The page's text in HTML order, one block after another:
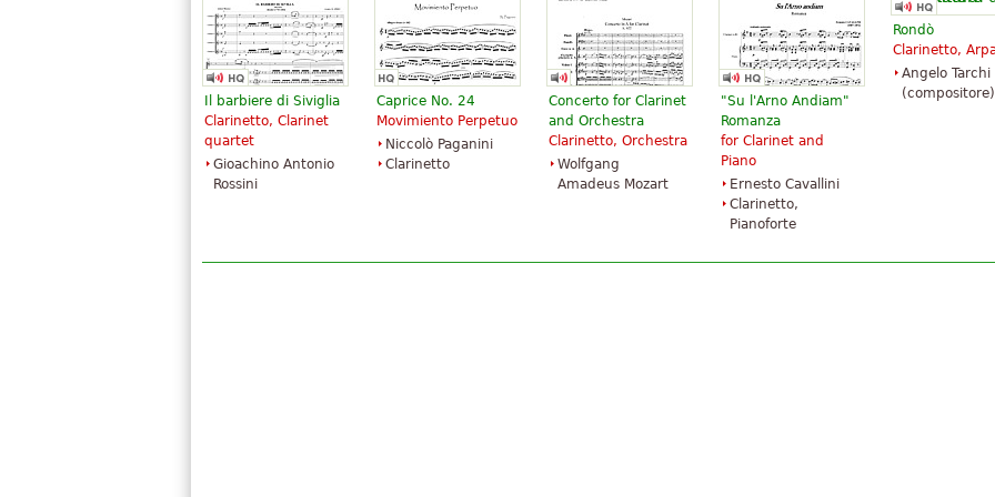
Il barbiere di Siviglia
Clarinetto, Clarinet
quartet
Gioachino Antonio
Rossini
Caprice No. 24
Movimiento Perpetuo
Niccolò Paganini
Clarinetto
Concerto for Clarinet
and Orchestra
Clarinetto, Orchestra
Wolfgang
Amadeus Mozart
"Su l'Arno Andiam"
Romanza
for Clarinet and
Piano
Ernesto Cavallini
Clarinetto,
Pianoforte
Rondò
Clarinetto,
Angelo Tarchi
(compositore)